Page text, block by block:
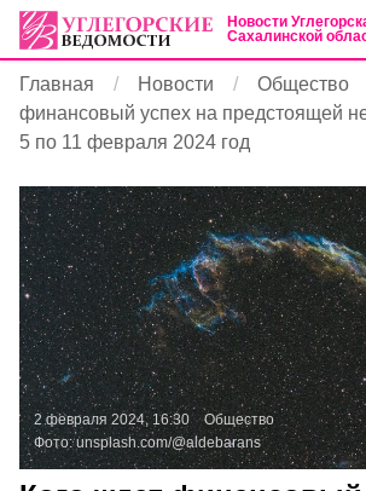
Новости
Сахалинской
Главная Новости Общество
финансовый успех на предстоящей
5 по 11 февраля 2024 год
2 февраля 2024, 16:30
Общество
Фото:unsplash.com/@aldebarans